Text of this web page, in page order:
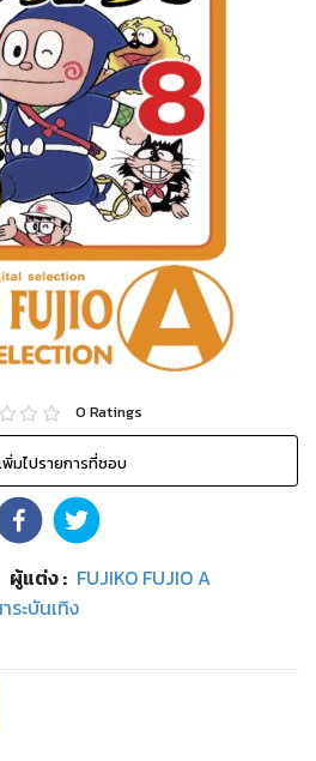
0 Ratings
พิ่มไปรายการที่ชอบ
ผู้แต่ง : FUJIKO FUJIO A
ระบันเทิง